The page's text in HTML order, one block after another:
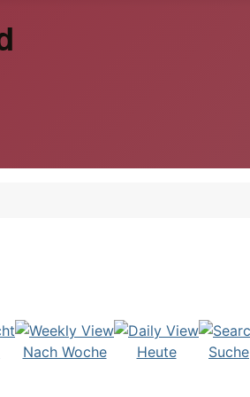
Nach Woche Heute Suche